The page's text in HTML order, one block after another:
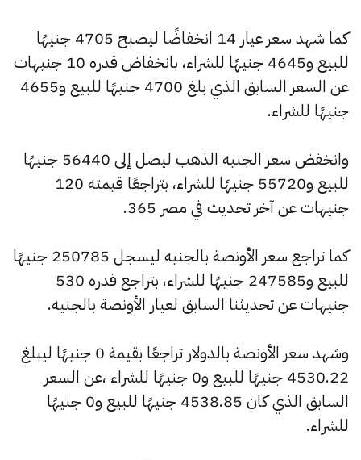
كما شهد سعر عيار 14 انخفاضًا ليصبح 4705 جنيهًا
للبيع و4645 جنيهًا للشراء، بانخفاض قدره 10 جنيهات
عن السعر السابق الذي بلغ 4700 جنيهًا للبيع و4655
جنيهًا للشراء.
وانخفض سعر الجنيه الذهب ليصل إلى 56440 جنيهًا
للبيع و55720 جنيهًا للشراء، بتراجعًا قيمته 120
جنيهات عن آخر تحديث في مصر 365.
كما تراجع سعر الأونصة بالجنيه ليسجل 250785 جنيهًا
للبيع و247585 جنيهًا للشراء، بتراجع قدره 530
جنيهات عن تحديثنا السابق لعيار الأونصة بالجنيه.
وشهد سعر الأونصة بالدولار تراجعًا بقيمة 0 جنيهًا ليبلغ
4530.22 جنيهًا للبيع و0 جنيهًا للشراء ،عن السعر
السابق الذي كان 4538.85 جنيهًا للبيع و0 جنيهًا
للشراء.